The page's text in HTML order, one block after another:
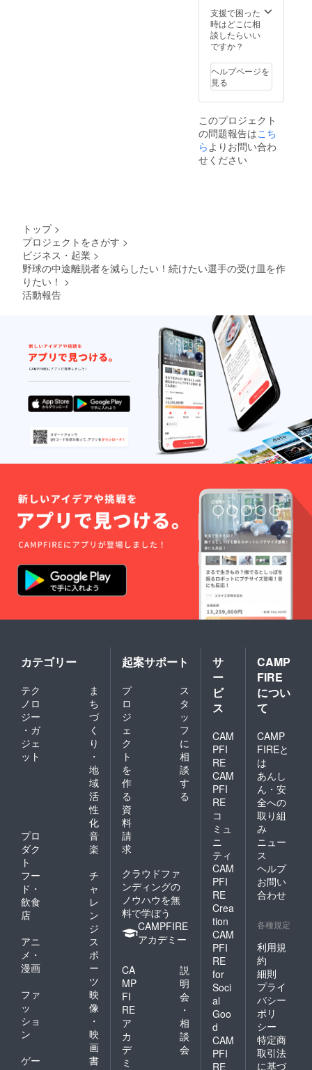
支援で困った
時はどこに相
談したらいい
ですか？
ヘルプページを
見る
このプロジェクト
の問題報告はこち
らよりお問い合わ
せください
トップ >
プロジェクトをさがす >
ビジネス・起業 >
野球の中途離脱者を減らしたい！続けたい選手の受け皿を作
りたい！ >
活動報告
カテゴリー
テク
ノロ
ジー
・ガ
ジェ
ット
ま
ち
づ
く
り
・
地
域
活
性
化
プロ
ダク
ト
音
楽
フー
ド・
飲食
店
チ
ャ
レ
ン
ジ
アニ
メ・
漫画
ス
ポ
ー
ツ
ファ
ッ
ショ
ン
映
像
・
映
画
ゲー
書
起案サポート
プ
ロ
ジ
ェ
ク
ト
を
作
る
ス
タ
ッ
フ
に
相
談
す
る
資
料
請
求
クラウドファ
ンディングの
ノウハウを無
料で学ぼう
CAMPFIRE
アカデミー
CA
MP
FI
RE
ア
カ
デ
ミ
説
明
会
・
相
談
会
サ
ー
ビ
ス
CAM
PFI
RE
CAM
PFI
RE
コ
ミュ
ニ
ティ
CAM
PFI
RE
Crea
tion
CAM
PFI
RE
for
Soci
al
Goo
d
CAM
PFI
RE
CAMP
FIRE
につい
て
CAMP
FIREと
は
あんし
ん・安
全への
取り組
み
ニュー
ス
ヘルプ
お問い
合わせ
各種規定
利用規
約
細則
プライ
バシー
ポリ
シー
特定商
取引法
に基づ